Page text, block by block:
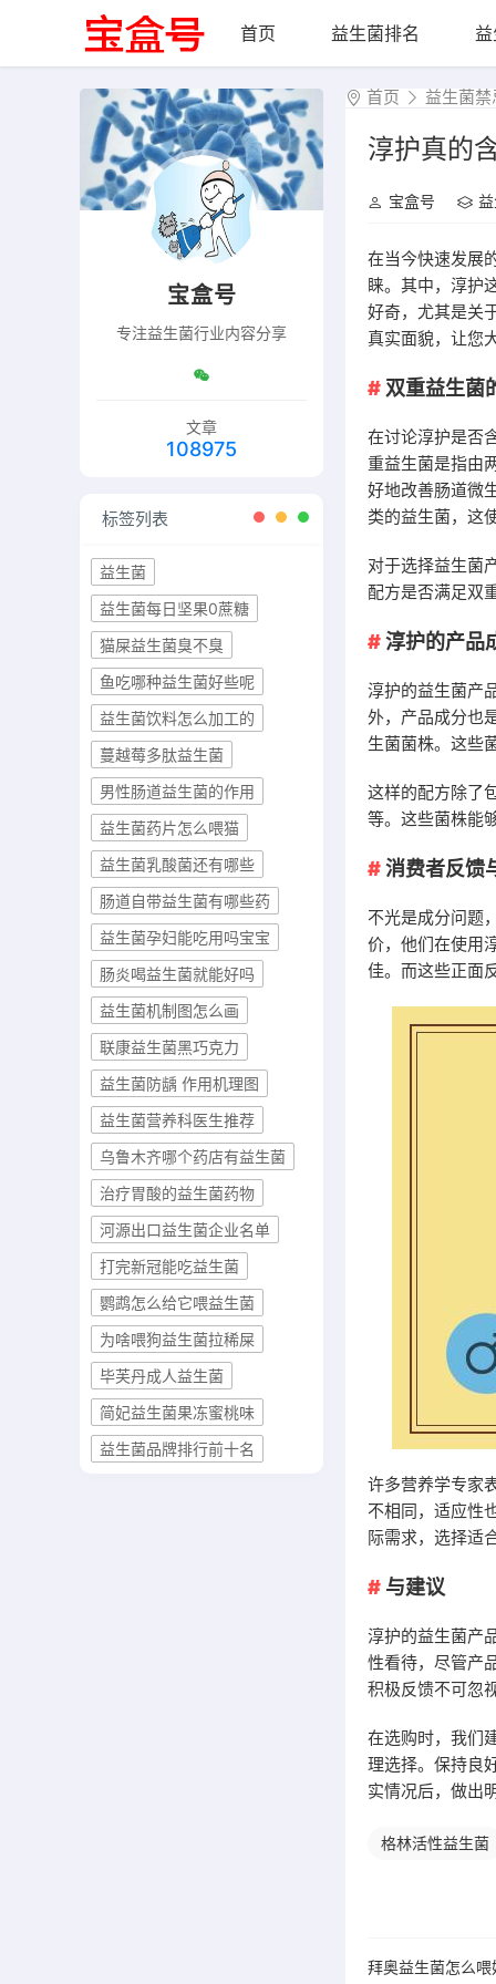
首页 益生菌排名
宝盒号
专注益生菌行业内容分享
文章
108975
标签列表
益生菌
益生菌每日坚果0蔗糖
猫屎益生菌臭不臭
鱼吃哪种益生菌好些呢
益生菌饮料怎么加工的
蔓越莓多肽益生菌
男性肠道益生菌的作用
益生菌药片怎么喂猫
益生菌乳酸菌还有哪些
肠道自带益生菌有哪些药
益生菌孕妇能吃用吗宝宝
肠炎喝益生菌就能好吗
益生菌机制图怎么画
联康益生菌黑巧克力
益生菌防龋 作用机理图
益生菌营养科医生推荐
乌鲁木齐哪个药店有益生菌
治疗胃酸的益生菌药物
河源出口益生菌企业名单
打完新冠能吃益生菌
鹦鹉怎么给它喂益生菌
为啥喂狗益生菌拉稀屎
毕芙丹成人益生菌
简妃益生菌果冻蜜桃味
益生菌品牌排行前十名
首页 益生菌禁
淳护真的
宝盒号
在当今快速发展
睐。其中，淳护
好奇，尤其是关
真实面貌，让您
双重益生菌
在讨论淳护是否
重益生菌是指由
好地改善肠道微
类的益生菌，这
对于选择益生菌
配方是否满足双
淳护的产品
淳护的益生菌产
外，产品成分也
生菌菌株。这些
这样的配方除了
等。这些菌株能
消费者反馈
不光是成分问题
价，他们在使用
佳。而这些正面
许多营养学专家
不相同，适应性
际需求，选择适
与建议
淳护的益生菌产
性看待，尽管产
积极反馈不可忽
在选购时，我们
理选择。保持良
实情况后，做出
格林活性益生菌
拜奥益生菌怎么